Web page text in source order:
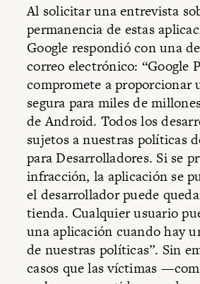
Al solicitar una entrevista
permanencia de estas
Google respondió con una
correo electrónico: “Google
compromete a proporcionar
segura para miles de
de Android. Todos los
sujetos a nuestras políticas
para Desarrolladores. Si se
infracción, la aplicación se
el desarrollador puede
tienda. Cualquier usuario
una aplicación cuando hay
de nuestras políticas”. Sin
casos que las víctimas